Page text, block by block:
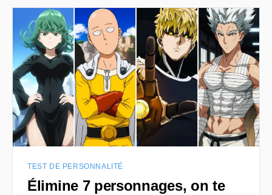
TEST DE PERSONNALITÉ
Élimine 7 personnages, on te